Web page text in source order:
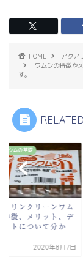
HOME
アクア
ワムシの特徴や
す。
リウムの基礎
アリウム用ＲＯ浄水
特徴やメリット、デ
ットについて分か
2020年3月20日